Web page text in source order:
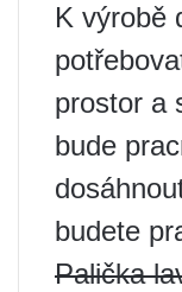
K výrobě
prostor a
bude
budete
Palička